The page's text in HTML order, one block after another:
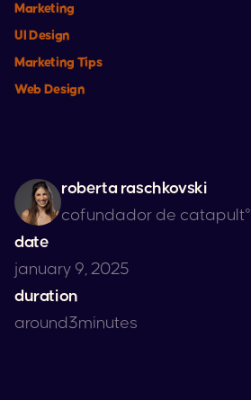
Marketing
UI Design
Marketing Tips
Web Design
roberta raschkovski
cofundador de catapult°
date
january 9, 2025
duration
around3minutes